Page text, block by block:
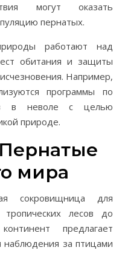
могут оказать
пернатых.
работают над
обитания и защиты
Например,
программы по
в неволе с целью
природе.
мира
сокровищница для
лесов до
предлагает
за птицами